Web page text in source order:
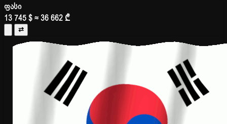
ფასი
13 745 $≈ 36 662 ₾
⇄